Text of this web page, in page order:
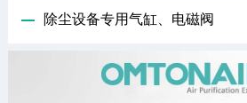
除尘设备专用气缸、电磁阀